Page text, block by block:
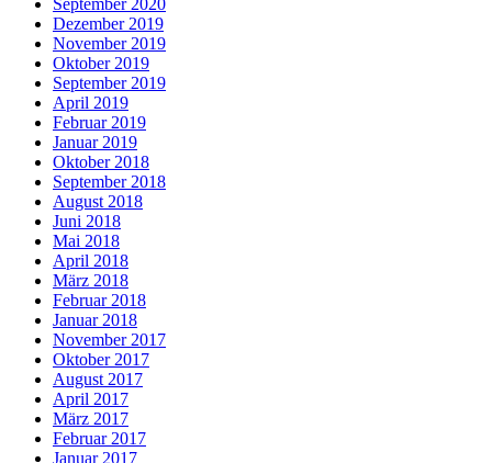
Dezember 2019
November 2019
Oktober 2019
September 2019
April 2019
Februar 2019
Januar 2019
Oktober 2018
September 2018
August 2018
Juni 2018
Mai 2018
April 2018
März 2018
Februar 2018
Januar 2018
November 2017
Oktober 2017
August 2017
April 2017
März 2017
Februar 2017
Januar 2017